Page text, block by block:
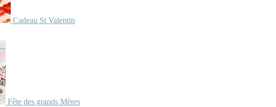
Cadeau St Valentin
Fête des grands Mères